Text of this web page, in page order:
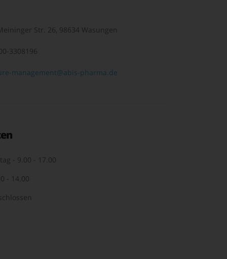
Str. 26, 98634 Wasungen
3308196
management@abis-pharma.de
- 9.00 - 17.00
- 14.00